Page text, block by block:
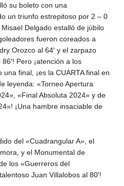
su boleto con una
un triunfo estrepitoso por 2 – 0
Delgado estalló de júbilo
fueron coreados a
Orozco al 64′ y el zarpazo
Pero ¡atención a los
final, ¡es la CUARTA final en
leyenda: «Torneo Apertura
«Final Absoluta 2024» y de
¡Una hambre insaciable de
del «Cuadrangular A», el
y el Monumental de
los «Guerreros del
Juan Villalobos al 80′!